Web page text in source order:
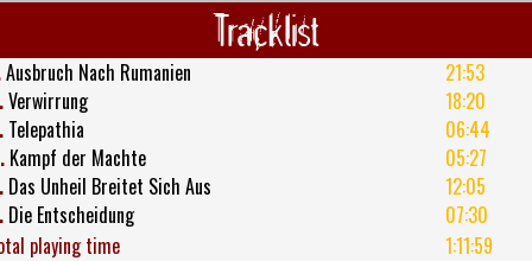
Tracklist
Ausbruch Nach Rumanien
21:53
Verwirrung
18:20
Telepathia
06:44
Kampf der Machte
05:27
Das Unheil Breitet Sich Aus
12:05
Die Entscheidung
07:30
playing time
1:11:59